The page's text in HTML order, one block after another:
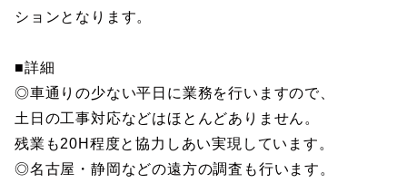
ションとなります。
■詳細
◎車通りの少ない平日に業務を行いますので、
土日の工事対応などはほとんどありません。
残業も20H程度と協力しあい実現しています。
◎名古屋・静岡などの遠方の調査も行います。